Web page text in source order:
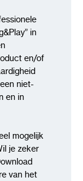
in
en/of
niet-
en in
mogelijk
je zeker
van het